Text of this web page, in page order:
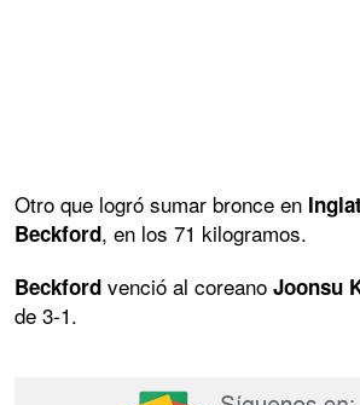
Otro que logró sumar bronce en
Beckford, en los 71 kilogramos.
Beckford venció al coreano Joonsu
de 3-1.